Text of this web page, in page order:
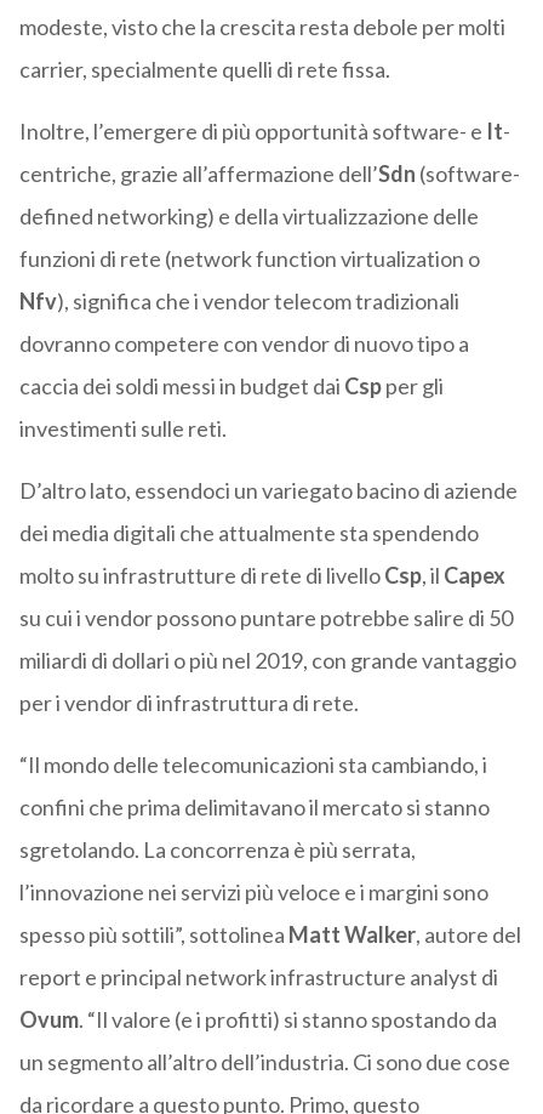
modeste, visto che la crescita resta debole per molti
carrier, specialmente quelli di rete fissa.
Inoltre, l’emergere di più opportunità software- e It-
centriche, grazie all’affermazione dell’Sdn (software-
defined networking) e della virtualizzazione delle
funzioni di rete (network function virtualization o
Nfv), significa che i vendor telecom tradizionali
dovranno competere con vendor di nuovo tipo a
caccia dei soldi messi in budget dai Cspper gli
investimenti sulle reti.
D’altro lato, essendoci un variegato bacino di aziende
dei media digitali che attualmente sta spendendo
molto su infrastrutture di rete di livelloCsp, il Capex
su cui i vendor possono puntare potrebbe salire di 50
miliardi di dollari o più nel 2019, con grande vantaggio
per i vendor di infrastruttura di rete.
“Il mondo delle telecomunicazioni sta cambiando, i
confini che prima delimitavano il mercato si stanno
sgretolando. La concorrenza è più serrata,
l’innovazione nei servizi più veloce e i margini sono
spesso più sottili”, sottolinea Matt Walker, autore del
report e principal network infrastructure analyst di
Ovum. “Il valore (e i profitti) si stanno spostando da
un segmento all’altro dell’industria. Ci sono due cose
da ricordare a questo punto. Primo, questo